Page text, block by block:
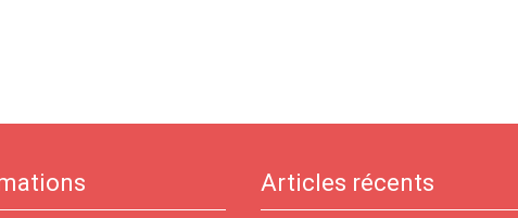
Articles récents